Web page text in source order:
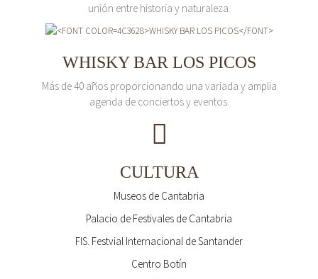
unión entre historia y naturaleza.
WHISKY BAR LOS PICOS
Más de 40 años proporcionando una variada y amplia
agenda de conciertos y eventos.
CULTURA
Museos de Cantabria
Palacio de Festivales de Cantabria
FIS. Festvial Internacional de Santander
Centro Botín